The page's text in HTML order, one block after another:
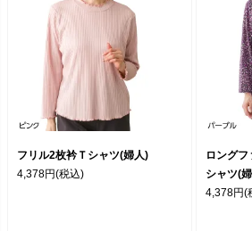
フリル2枚衿Ｔシャツ(婦人)
4,378円(税込)
ロング
シャツ(
4,378円(